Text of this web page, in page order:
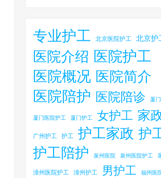
专业护工 北京医院护工 北京护
医院介绍 医院护工
医院概况 医院简介
医院陪护 医院陪诊 厦
厦门医院护工 厦门护工 女护工 家
广州护工 护工 护工家政 护
护工陪护
泉州医院 泉州医院护工
漳州医院护工 漳州护工 男护工 福州医